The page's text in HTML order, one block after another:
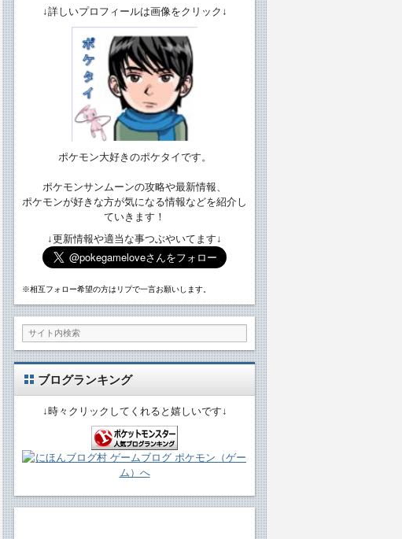
↓詳しいプロフィールは画像をクリック↓
ポケモン大好きのポケタイです。
ポケモンサンムーンの攻略や最新情報、
ポケモンが好きな方が気になる情報などを紹介し
ていきます！
↓更新情報や適当な事つぶやいてます↓
※相互フォロー希望の方はリプで一言お願いします。
ブログランキング
↓時々クリックしてくれると嬉しいです↓